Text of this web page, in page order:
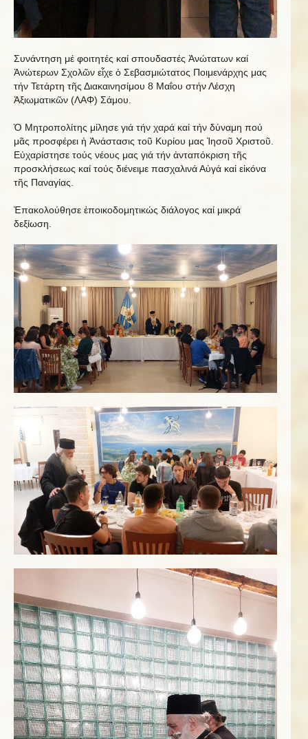
Συνάντηση μέ φοιτητές καί σπουδαστές Ἀνώτατων καί
Ἀνώτερων Σχολῶν εἶχε ὁ Σεβασμιώτατος Ποιμενάρχης μας
τήν Τετάρτη τῆς Διακαινησίμου 8 Μαΐου στήν Λέσχη
Ἀξιωματικῶν (ΛΑΦ) Σάμου.
Ὁ Μητροπολίτης μίλησε γιά τήν χαρά καί τήν δύναμη πού
μᾶς προσφέρει ἡ Ἀνάστασις τοῦ Κυρίου μας Ἰησοῦ Χριστοῦ.
Εὐχαρίστησε τούς νέους μας γιά τήν ἀνταπόκριση τῆς
προσκλήσεως καί τούς διένειμε πασχαλινά Αὐγά καί εἰκόνα
τῆς Παναγίας.
Ἐπακολούθησε ἐποικοδομητικώς διάλογος καί μικρά
δεξίωση.